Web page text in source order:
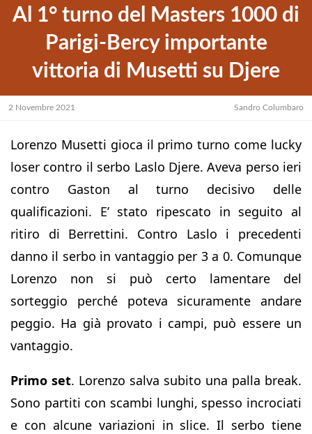
Al 1° turno del Masters 1000 di
Parigi-Bercy importante
vittoria di Musetti su Djere
2 Novembre 2021 Sandro Columbaro
Lorenzo Musetti gioca il primo turno come lucky
loser contro il serbo Laslo Djere. Aveva perso ieri
contro Gaston al turno decisivo delle
qualificazioni. E’ stato ripescato in seguito al
ritiro di Berrettini. Contro Laslo i precedenti
danno il serbo in vantaggio per 3 a 0. Comunque
Lorenzo non si può certo lamentare del
sorteggio perché poteva sicuramente andare
peggio. Ha già provato i campi, può essere un
vantaggio.
Primo set. Lorenzo salva subito una palla break.
Sono partiti con scambi lunghi, spesso incrociati
e con alcune variazioni in slice. Il serbo tiene